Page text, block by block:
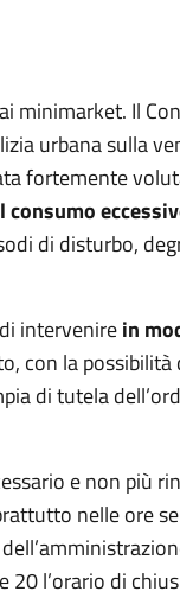
minimarket. Il
urbana sulla
fortemente
di disturbo,
intervenirein
con la possibilità
di tutela
e non più
nelle ore
20 l’orario di